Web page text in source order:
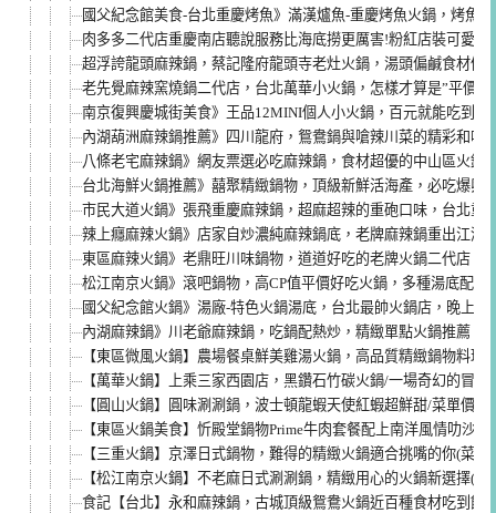
國父紀念館美食-台北重慶烤魚》滿漢爐魚-重慶烤魚火鍋，烤魚
肉多多二代店重慶南店聽說服務比海底撈更厲害!粉紅店裝可愛
超浮誇龍頭麻辣鍋，蔡記隆府龍頭寺老灶火鍋，湯頭偏鹹食材優
老先覺麻辣窯燒鍋二代店，台北萬華小火鍋，怎樣才算是”平價”
南京復興慶城街美食》王品12MINI個人小火鍋，百元就能吃到多
內湖葫洲麻辣鍋推薦》四川龍府，鴛鴦鍋與嗆辣川菜的精彩和鳴
八條老宅麻辣鍋》網友票選必吃麻辣鍋，食材超優的中山區火鍋
台北海鮮火鍋推薦》囍聚精緻鍋物，頂級新鮮活海產，必吃爆卵
市民大道火鍋》張飛重慶麻辣鍋，超麻超辣的重砲口味，台北重
辣上癮麻辣火鍋》店家自炒濃純麻辣鍋底，老牌麻辣鍋重出江湖
東區麻辣火鍋》老鼎旺川味鍋物，道道好吃的老牌火鍋二代店
松江南京火鍋》滾吧鍋物，高CP值平價好吃火鍋，多種湯底配獨
國父紀念館火鍋》湯廠-特色火鍋湯底，台北最帥火鍋店，晚上變
內湖麻辣鍋》川老爺麻辣鍋，吃鍋配熱炒，精緻單點火鍋推薦
【東區微風火鍋】農場餐桌鮮美雞湯火鍋，高品質精緻鍋物料理/
【萬華火鍋】上乘三家西園店，黑鑽石竹碳火鍋/一場奇幻的冒險
【圓山火鍋】圓味涮涮鍋，波士頓龍蝦天使紅蝦超鮮甜/菜單價格
【東區火鍋美食】忻殿堂鍋物Prime牛肉套餐配上南洋風情叻沙鍋
【三重火鍋】京澤日式鍋物，難得的精緻火鍋適合挑嘴的你(菜單
【松江南京火鍋】不老麻日式涮涮鍋，精緻用心的火鍋新選擇(菜
食記【台北】永和麻辣鍋，古城頂級鴛鴦火鍋近百種食材吃到飽